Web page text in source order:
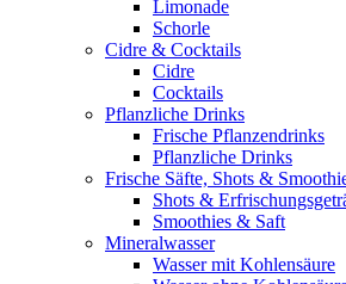
Limonade
Schorle
Cidre & Cocktails
Cidre
Cocktails
Pflanzliche Drinks
Frische Pflanzendrinks
Pflanzliche Drinks
Frische Säfte, Shots &
Shots &
Smoothies & Saft
Mineralwasser
Wasser mit Kohlensäure